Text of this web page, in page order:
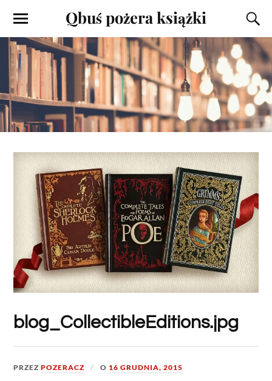
Qbuś pożera książki
blog_CollectibleEditions.jpg
PRZEZPOZERACZ O 16 GRUDNIA, 2015